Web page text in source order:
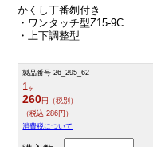
かくし丁番刎付き
・ワンタッチ型Z15‐9C
・上下調整型
製品番号 26_295_62
1 ヶ
260円（税別）
（税込 286円）
消費税について